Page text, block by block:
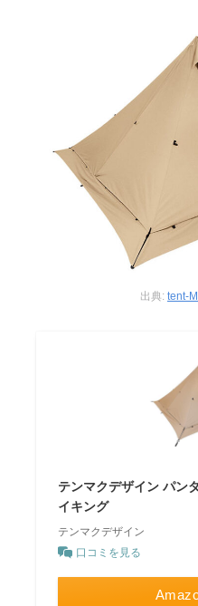
出典: tent-
テンマクデザイン パン
イキング
テンマクデザイン
口コミを見る